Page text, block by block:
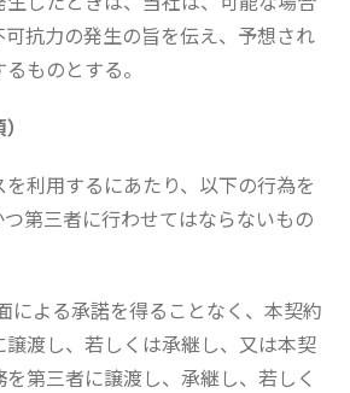
抗力の発生の旨を伝え、予想され
ものとする。
利用するにあたり、以下の行為を
第三者に行わせてはならないもの
による承諾を得ることなく、本契約
渡し、若しくは承継し、又は本契
第三者に譲渡し、承継し、若しく